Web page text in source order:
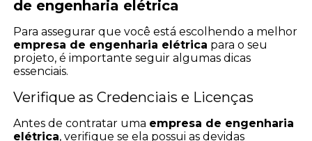
de engenharia elétrica
Para assegurar que você está escolhendo a melhor
empresa de engenharia elétrica para o seu
projeto, é importante seguir algumas dicas
essenciais.
Verifique as Credenciais e Licenças
Antes de contratar uma empresa de engenharia
elétrica, verifique se ela possui as devidas